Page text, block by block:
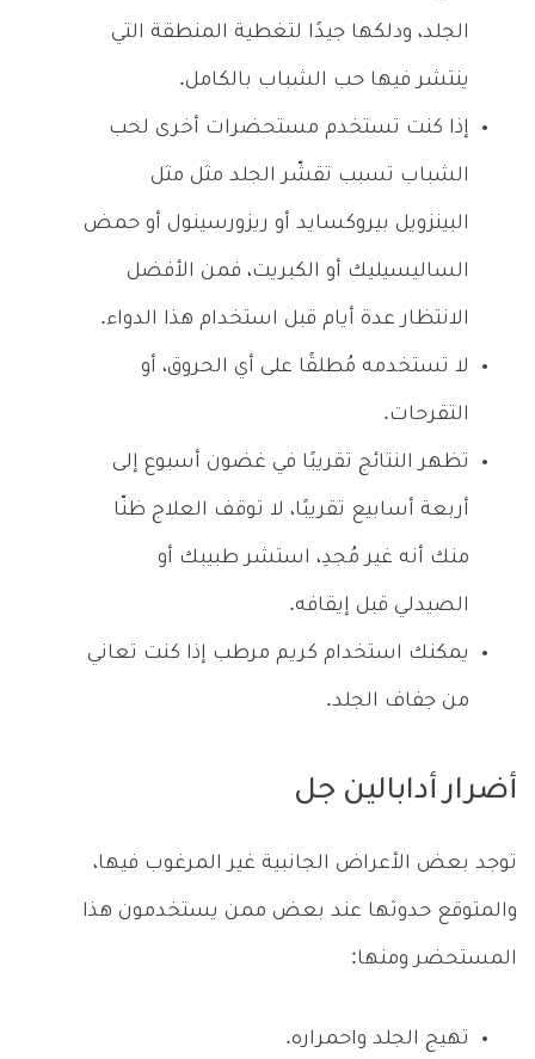
الجلد، ودلكها جيدًا لتغطية المنطقة التي
ينتشر فيها حب الشباب بالكامل.
إذا كنت تستخدم مستحضرات أخرى لحب
الشباب تسبب تقشّر الجلد مثل مثل
البينزويل بيروكسايد أو ريزورسينول أو حمض
الساليسيليك أو الكبريت، فمن الأفضل
الانتظار عدة أيام قبل استخدام هذا الدواء.
لا تستخدمه مُطلقًا على أي الحروق، أو
التقرحات.
تظهر النتائج تقريبًا في غضون أسبوع إلى
أربعة أسابيع تقريبًا، لا توقف العلاج ظنّا
منك أنه غير مُجدِ، استشر طبيبك أو
الصيدلي قبل إيقافه.
يمكنك استخدام كريم مرطب إذا كنت تعاني
من جفاف الجلد.
أضرار أدابالين جل
توجد بعض الأعراض الجانبية غير المرغوب فيها،
والمتوقع حدوثها عند بعض ممن يستخدمون هذا
المستحضر ومنها:
تهيج الجلد واحمراره.